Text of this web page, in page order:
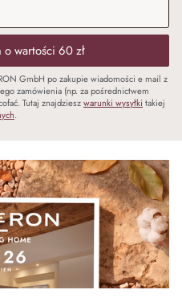
wartości 60 zł
GmbH po zakupie wiadomości e mail z
zamówienia (np. za pośrednictwem
Tutaj znajdzieszwarunki wysyłki takiej
.